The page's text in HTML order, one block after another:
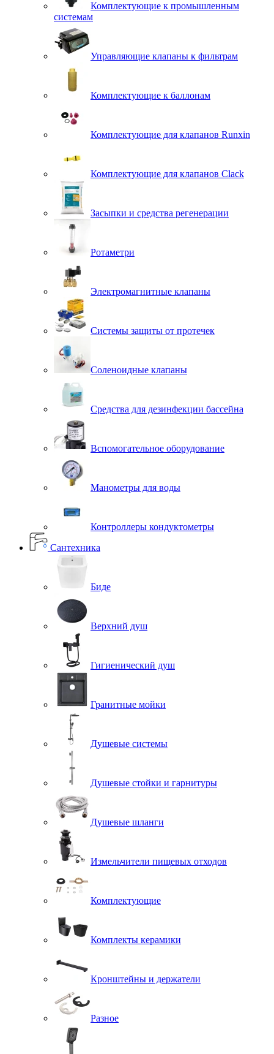
Комплектующие к промышленным
системам
Управляющие клапаны к фильтрам
Комплектующие к баллонам
Комплектующие для клапанов Runxin
Комплектующие для клапанов Clack
Засыпки и средства регенерации
Ротаметри
Электромагнитные клапаны
Системы защиты от протечек
Соленоидные клапаны
Средства для дезинфекции бассейна
Вспомогательное оборудование
Манометры для воды
Контроллеры кондуктометры
Сантехника
Биде
Верхний душ
Гигиенический душ
Гранитные мойки
Душевые системы
Душевые стойки и гарнитуры
Душевые шланги
Измельчители пищевых отходов
Комплектующие
Комплекты керамики
Кронштейны и держатели
Разное